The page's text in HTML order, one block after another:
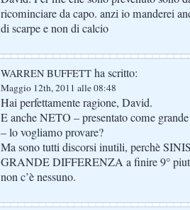
ricominciare da capo. anzi io manderei
di scarpe e non di calcio
WARREN BUFFETT ha scritto:
Maggio 12th, 2011 alle 08:48
Hai perfettamente ragione, David.
E anche NETO – presentato come
– lo vogliamo provare?
Ma sono tutti discorsi inutili, perchè
GRANDE DIFFERENZA a finire 9°
non c’è nessuno.